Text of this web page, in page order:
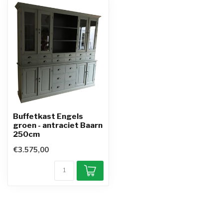
Buffetkast Engels
groen - antraciet Baarn
250cm
€3.575,00